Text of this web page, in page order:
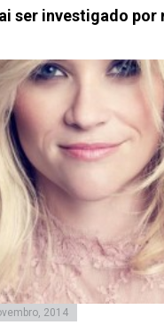
ser investigado por
2014